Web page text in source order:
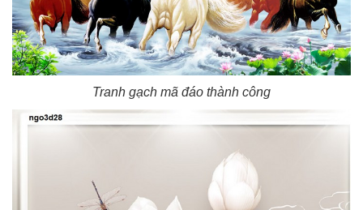
Tranh gạch mã đáo thành công